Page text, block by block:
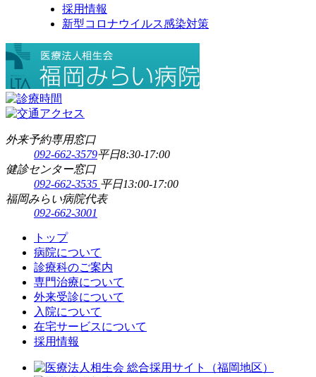
採用情報
新型コロナウイルス感染対策
外来予約専用窓口
092-662-3579平日8:30-17:00
健診センター窓口
092-662-3535 平日13:00-17:00
福岡みらい病院代表
092-662-3001
トップ
病院について
診療科のご案内
専門治療について
外来受診について
入院について
在宅サービスについて
採用情報